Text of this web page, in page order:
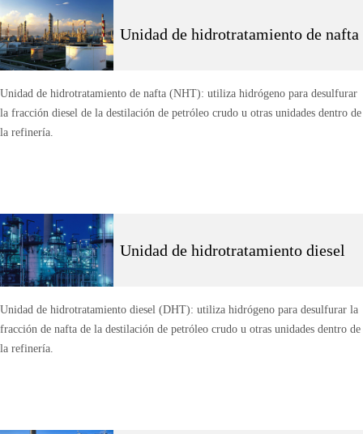
Unidad de hidrotratamiento de nafta
Unidad de hidrotratamiento de nafta (NHT): utiliza hidrógeno para desulfurar
la fracción diesel de la destilación de petróleo crudo u otras unidades dentro de
la refinería.
Unidad de hidrotratamiento diesel
Unidad de hidrotratamiento diesel (DHT): utiliza hidrógeno para desulfurar la
fracción de nafta de la destilación de petróleo crudo u otras unidades dentro de
la refinería.